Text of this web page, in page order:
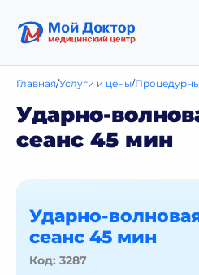
Главная Услуги и цены
Ударно-
сеанс 45 мин
Ударно-
сеанс 45 мин
Код: 3287